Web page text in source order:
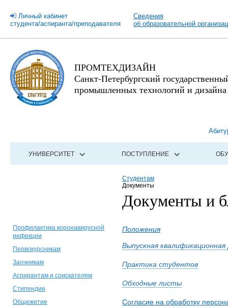
Личный кабинет
студента/аспиранта/преподавателя
Сведения
об образовательной
ПРОМТЕХДИЗАЙН
Санкт-Петербургский
промышленных технологий и дизайна
УНИВЕРСИТЕТ ПОСТУПЛЕНИЕ
Студентам
Документы
Документы и
Профилактика коронавирусной
инфекции
Первокурсникам
Заочникам
Аспирантам и соискателям
Стипендии
Общежитие
Положения
Выпускная
Практика студентов
Обходные листы
Согласие на обработку